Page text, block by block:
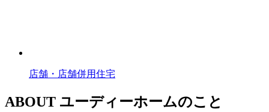
店舗・店舗併用住宅
ABOUT ユーディーホームのこと